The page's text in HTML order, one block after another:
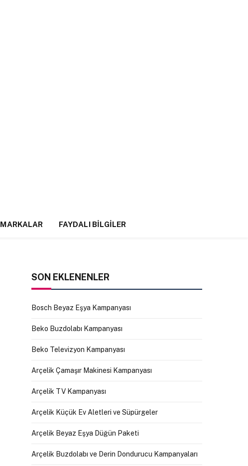
MARKALAR FAYDALI BILGILER
SON EKLENENLER
Bosch Beyaz Eşya Kampanyası
Beko Buzdolabı Kampanyası
Beko Televizyon Kampanyası
Arçelik Çamaşır Makinesi Kampanyası
Arçelik TV Kampanyası
Arçelik Küçük Ev Aletleri ve Süpürgeler
Arçelik Beyaz Eşya Düğün Paketi
Arçelik Buzdolabı ve Derin Dondurucu Kampanyaları